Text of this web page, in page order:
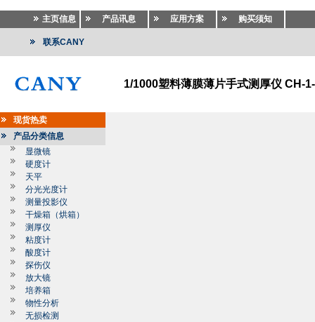
主页信息 产品讯息 应用方案 购买须知
联系CANY
1/1000塑料薄膜薄片手式测厚仪 CH-
现货热卖
产品分类信息
显微镜
硬度计
天平
分光光度计
测量投影仪
干燥箱（烘箱）
测厚仪
粘度计
酸度计
探伤仪
放大镜
培养箱
物性分析
无损检测